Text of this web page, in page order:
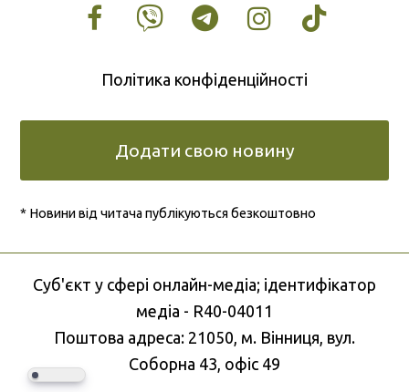
Facebook
VimeoTumblrInstagram
Tiktok
Політика конфіденційності
Додати свою новину
* Новини від читача публікуються безкоштовно
Cуб'єкт у сфері онлайн-медіа; ідентифікатор
медіа - R40-04011
Поштова адреса: 21050, м. Вінниця, вул.
Соборна 43, офіс 49